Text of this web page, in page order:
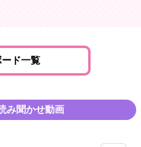
ド一覧
み聞かせ動画